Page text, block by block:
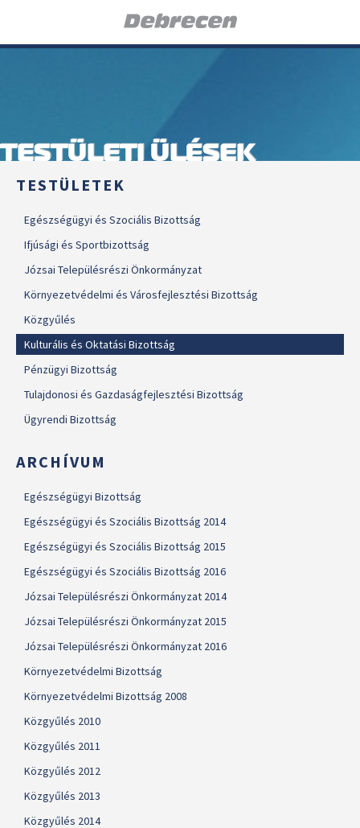
TESTÜLETI ÜLÉSEK
TESTÜLETEK
Egészségügyi és Szociális Bizottság
Ifjúsági és Sportbizottság
Józsai Településrészi Önkormányzat
Környezetvédelmi és Városfejlesztési Bizottság
Közgyűlés
Kulturális és Oktatási Bizottság
Pénzügyi Bizottság
Tulajdonosi és Gazdaságfejlesztési Bizottság
Ügyrendi Bizottság
ARCHÍVUM
Egészségügyi Bizottság
Egészségügyi és Szociális Bizottság 2014
Egészségügyi és Szociális Bizottság 2015
Egészségügyi és Szociális Bizottság 2016
Józsai Településrészi Önkormányzat 2014
Józsai Településrészi Önkormányzat 2015
Józsai Településrészi Önkormányzat 2016
Környezetvédelmi Bizottság
Környezetvédelmi Bizottság 2008
Közgyűlés 2010
Közgyűlés 2011
Közgyűlés 2012
Közgyűlés 2013
Közgyűlés 2014